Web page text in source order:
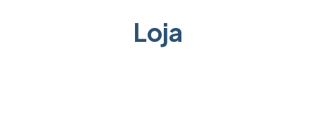
Loja